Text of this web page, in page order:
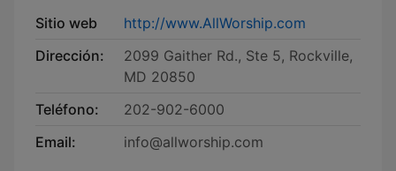
Sitio web
http://www.AllWorship.com
Dirección:
2099 Gaither Rd., Ste 5, Rockville,
MD 20850
Teléfono:
202-902-6000
Email:
info@allworship.com